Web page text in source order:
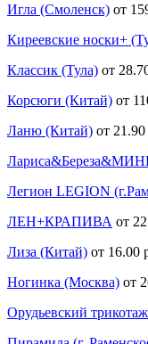
Игла (Смоленск) от
Киреевские носки+
Классик (Тула) от
Корсюги (Китай) от
Ланю (Китай) от
Легион LEGION
ЛЕН+КРАПИВА от
Лиза (Китай) от 16.00
Ногинка (Москва) от
Орудьевский